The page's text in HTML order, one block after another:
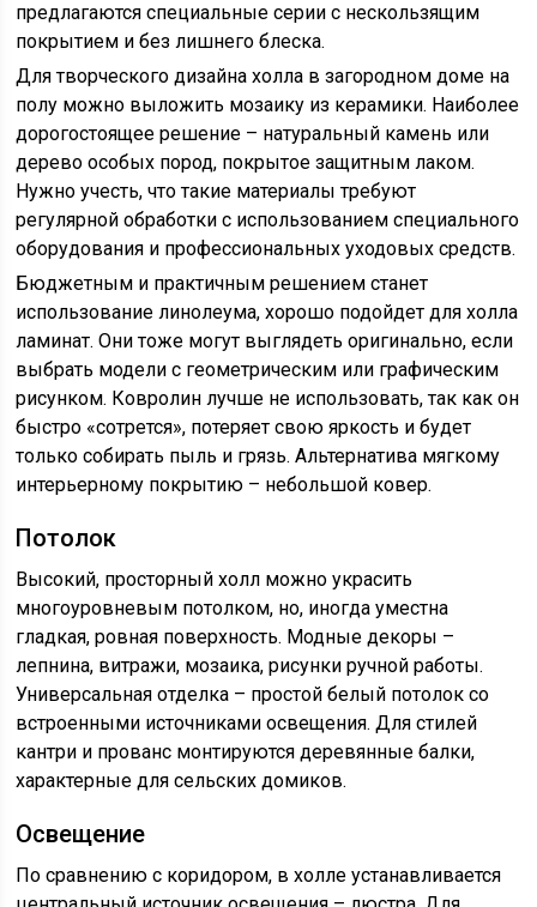
предлагаются специальные серии с нескользящим
покрытием и без лишнего блеска.
Для творческого дизайна холла в загородном доме на
полу можно выложить мозаику из керамики. Наиболее
дорогостоящее решение – натуральный камень или
дерево особых пород, покрытое защитным лаком.
Нужно учесть, что такие материалы требуют
регулярной обработки с использованием специального
оборудования и профессиональных уходовых средств.
Бюджетным и практичным решением станет
использование линолеума, хорошо подойдет для холла
ламинат. Они тоже могут выглядеть оригинально, если
выбрать модели с геометрическим или графическим
рисунком. Ковролин лучше не использовать, так как он
быстро «сотрется», потеряет свою яркость и будет
только собирать пыль и грязь. Альтернатива мягкому
интерьерному покрытию – небольшой ковер.
Потолок
Высокий, просторный холл можно украсить
многоуровневым потолком, но, иногда уместна
гладкая, ровная поверхность. Модные декоры –
лепнина, витражи, мозаика, рисунки ручной работы.
Универсальная отделка – простой белый потолок со
встроенными источниками освещения. Для стилей
кантри и прованс монтируются деревянные балки,
характерные для сельских домиков.
Освещение
По сравнению с коридором, в холле устанавливается